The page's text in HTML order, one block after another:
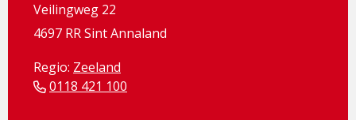
Veilingweg 22
4697 RR Sint Annaland
Regio: Zeeland
0118 421 100